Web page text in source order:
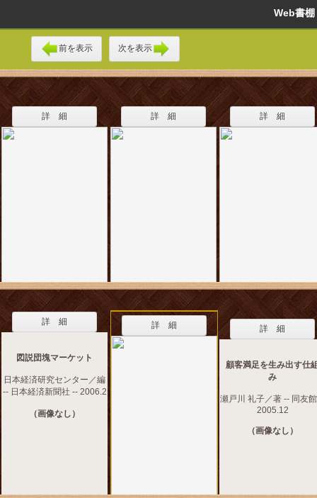
Web書
前を表示 次を表示
詳 細 詳 細 詳 細
詳 細
図説団塊マーケット
日本経済研究センター／編
-- 日本経済新聞社 -- 2006.2
（画像なし）
詳 細 詳 細
顧客満足を生み出す仕
み
瀬戸川 礼子／著 -- 同友
2005.12
（画像なし）